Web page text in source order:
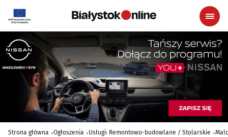
Strona główna Ogłoszenia Usługi: Remontowo-budowlane / Stolarskie